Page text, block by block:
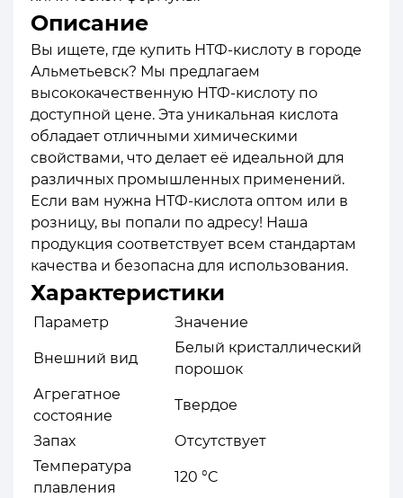
Описание
Вы ищете, где купить НТФ-кислоту в городе
Альметьевск? Мы предлагаем
высококачественную НТФ-кислоту по
доступной цене. Эта уникальная кислота
обладает отличными химическими
свойствами, что делает её идеальной для
различных промышленных применений.
Если вам нужна НТФ-кислота оптом или в
розницу, вы попали по адресу! Наша
продукция соответствует всем стандартам
качества и безопасна для использования.
Характеристики
Параметр Значение
Внешний вид
Белый кристаллический
порошок
Агрегатное
состояние
Твердое
Запах
Отсутствует
Температура
плавления
120 °C